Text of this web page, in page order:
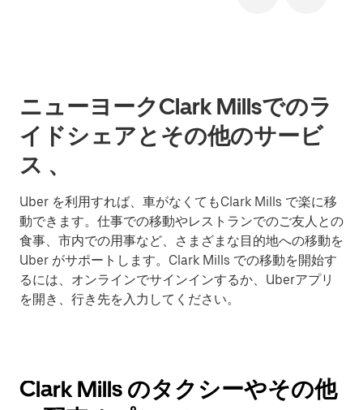
ニューヨークClark Millsでのラ
イドシェアとその他のサービ
ス 、
Uber を利用すれば、車がなくてもClark Mills で楽に移
動できます。仕事での移動やレストランでのご友人との
食事、市内での用事など、さまざまな目的地への移動を
Uber がサポートします。Clark Mills での移動を開始す
るには、オンラインでサインインするか、Uberアプリ
を開き、行き先を入力してください。
Clark Mills のタクシーやその他